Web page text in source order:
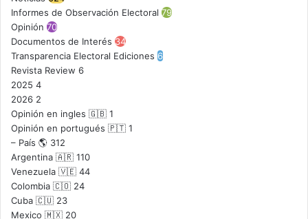
Informes de Observación Electoral 79
Opinión 70
Documentos de Interés 34
Transparencia Electoral Ediciones 6
Revista Review 6
2025 4
2026 2
Opinión en ingles 🇬🇧 1
Opinión en portugués 🇵🇹 1
– País 🌎 312
Argentina 🇦🇷 110
Venezuela 🇻🇪 44
Colombia 🇨🇴 24
Cuba 🇨🇺 23
Mexico 🇲🇽 20